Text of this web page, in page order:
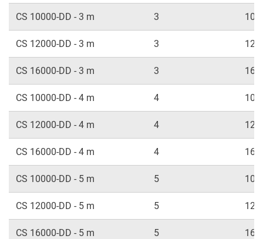
CS 10000-DD - 3 m 3
CS 12000-DD - 3 m 3
CS 16000-DD - 3 m 3
CS 10000-DD - 4 m 4
CS 12000-DD - 4 m 4
CS 16000-DD - 4 m 4
CS 10000-DD - 5 m 5
CS 12000-DD - 5 m 5
CS 16000-DD - 5 m 5